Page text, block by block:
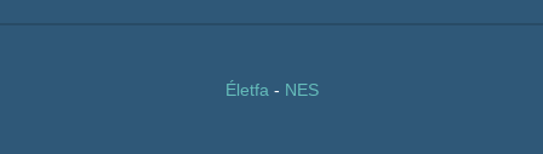
Életfa - NES